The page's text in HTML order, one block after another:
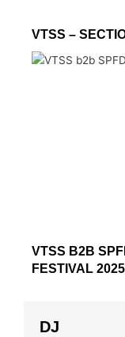
VTSS –
VTSS B2B
FESTIVAL 2025
DJ